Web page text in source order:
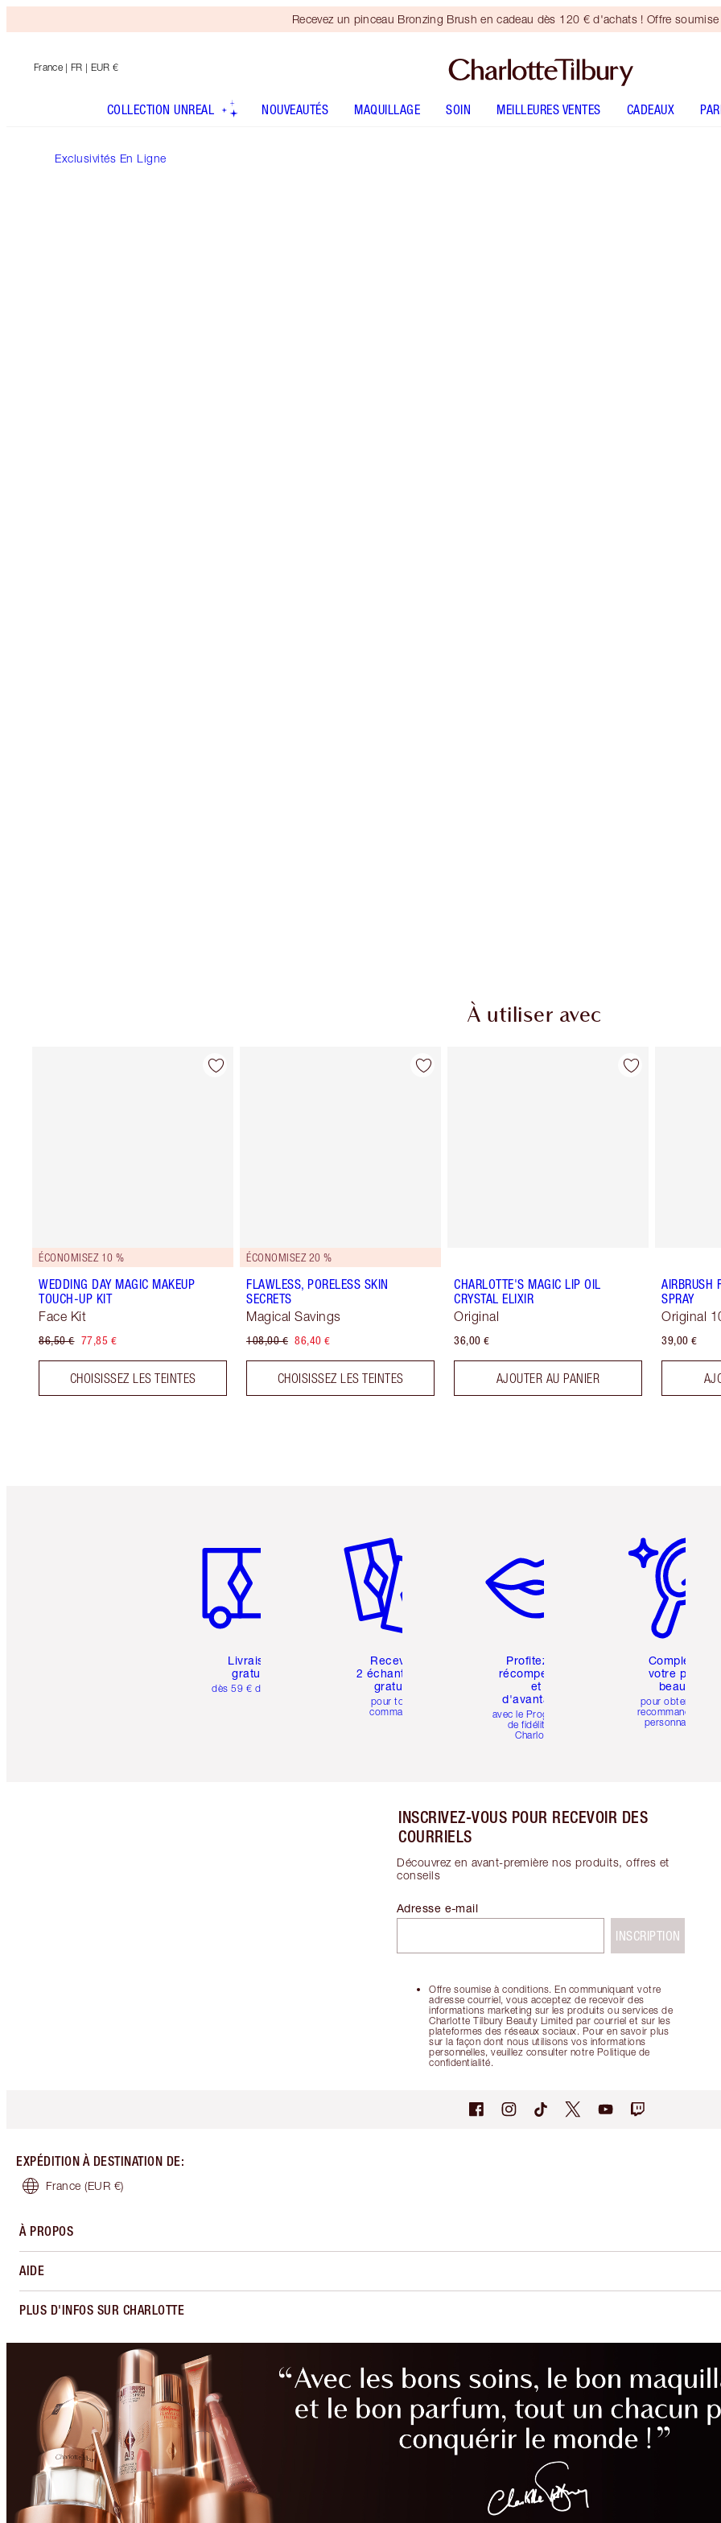
Recevez un pinceau Bronzing Brush en cadeau dès 120 € d'achats ! Offre
France | FR | EUR €
COLLECTION UNREAL NOUVEAUTÉS MAQUILLAGE SOIN MEILLEURES VENTES CADEAUX
Exclusivités En Ligne
À utiliser avec
ÉCONOMISEZ 10 %
WEDDING DAY MAGIC MAKEUP
TOUCH-UP KIT
Face Kit
86,50 € 77,85 €
CHOISISSEZ LES TEINTES
ÉCONOMISEZ 20 %
FLAWLESS, PORELESS SKIN
SECRETS
Magical Savings
108,00 € 86,40 €
CHOISISSEZ LES TEINTES
CHARLOTTE'S MAGIC LIP OIL
CRYSTAL ELIXIR
Original
36,00 €
AJOUTER AU PANIER
AIRBRUSH
SPRAY
Original
39,00 €
Livraison
gratuite
dès 59 € d'achats
Recevez
2 échantillons
gratuits
pour toute
commande
Profitez de
récompenses
et
d'avantages
avec le Programme
de fidélité de
Charlotte
Complétez
votre profil
beauté
pour obtenir des
recommandations
personnalisées
INSCRIVEZ-VOUS POUR RECEVOIR DES
COURRIELS
Découvrez en avant-première nos produits, offres et
conseils
Offre soumise à conditions. En communiquant votre
adresse courriel, vous acceptez de recevoir des
informations marketing sur les produits ou services de
Charlotte Tilbury Beauty Limited par courriel et sur les
plateformes des réseaux sociaux. Pour en savoir plus
sur la façon dont nous utilisons vos informations
personnelles, veuillez consulter notre Politique de
confidentialité.
Adresse e-mail
INSCRIPTION
EXPÉDITION À DESTINATION DE:
France (EUR €)
À PROPOS
AIDE
PLUS D'INFOS SUR CHARLOTTE